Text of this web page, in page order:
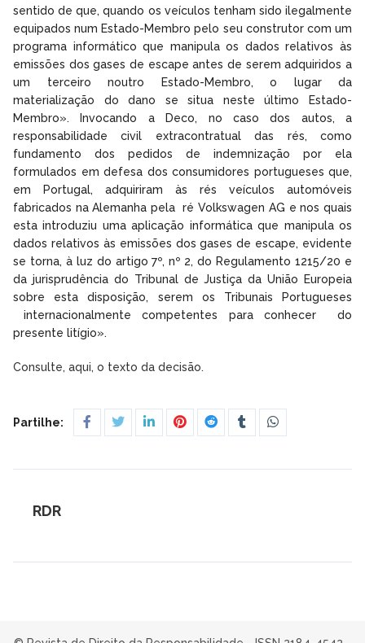
sentido de que, quando os veículos tenham sido ilegalmente
equipados num Estado-Membro pelo seu construtor com um
programa informático que manipula os dados relativos às
emissões dos gases de escape antes de serem adquiridos a
um terceiro noutro Estado-Membro, o lugar da
materialização do dano se situa neste último Estado-
Membro». Invocando a Deco, no caso dos autos, a
responsabilidade civil extracontratual das rés, como
fundamento dos pedidos de indemnização por ela
formulados em defesa dos consumidores portugueses que,
em Portugal, adquiriram às rés veículos automóveis
fabricados na Alemanha pela ré Volkswagen AG e nos quais
esta introduziu uma aplicação informática que manipula os
dados relativos às emissões dos gases de escape, evidente
se torna, à luz do artigo 7º, nº 2, do Regulamento 1215/20 e
da jurisprudência do Tribunal de Justiça da União Europeia
sobre esta disposição, serem os Tribunais Portugueses
internacionalmente competentes para conhecer do
presente litígio».
Consulte, aqui, o texto da decisão.
Partilhe:
RDR